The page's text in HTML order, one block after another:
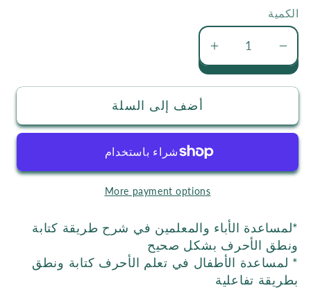
الكمية
الفواكة
زيادة
بطاقات
الفواكة
أضف إلى السلة
More payment options
*لمساعدة الأباء والمعلمين في شرح طريقة كتابة
ونطق الأحرف بشكل صحيح
* لمساعدة الأطفال في تعلم الأحرف كتابة ونطق
بطريقة تفاعلية